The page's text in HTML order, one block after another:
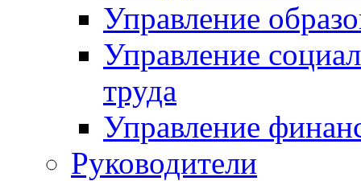
Управление
Управление
труда
Управление
Руководители